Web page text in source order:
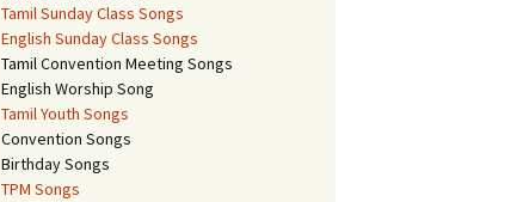
Tamil Sunday Class Songs
English Sunday Class Songs
Tamil Convention Meeting Songs
English Worship Song
Tamil Youth Songs
Convention Songs
Birthday Songs
TPM Songs